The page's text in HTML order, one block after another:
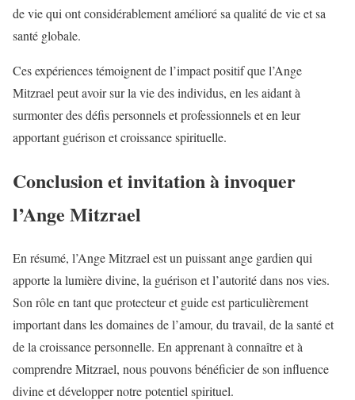
de vie qui ont considérablement amélioré sa qualité de vie et sa
santé globale.
Ces expériences témoignent de l’impact positif que l’Ange
Mitzrael peut avoir sur la vie des individus, en les aidant à
surmonter des défis personnels et professionnels et en leur
apportant guérison et croissance spirituelle.
Conclusion et invitation à invoquer
l’Ange Mitzrael
En résumé, l’Ange Mitzrael est un puissant ange gardien qui
apporte la lumière divine, la guérison et l’autorité dans nos vies.
Son rôle en tant que protecteur et guide est particulièrement
important dans les domaines de l’amour, du travail, de la santé et
de la croissance personnelle. En apprenant à connaître et à
comprendre Mitzrael, nous pouvons bénéficier de son influence
divine et développer notre potentiel spirituel.